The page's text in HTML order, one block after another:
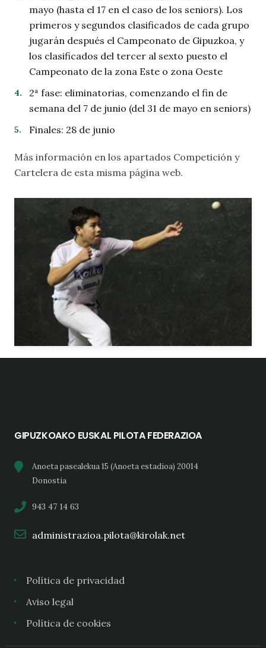
mayo (hasta el 17 en el caso de los seniors). Los
primeros y segundos clasificados de cada grupo
jugarán después el Campeonato de Gipuzkoa, y
los clasificados del tercer al sexto puesto el
Campeonato de la zona Este o zona Oeste
2ª fase: eliminatorias, comenzando el fin de
semana del 7 de junio (del 31 de mayo en seniors)
Finales: 28 de junio
Más información en los apartados Competición y
Cartelera de esta misma página web.
GIPUZKOAKO EUSKAL PILOTA FEDERAZIOA
Anoeta pasealekua 15 (Anoeta estadioa) 20014
Donostia
943 47 14 63
administrazioa.pilota@kirolak.net
Política de privacidad
Aviso legal
Política de cookies